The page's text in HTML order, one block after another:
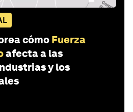
cómo Fuerza
afecta a las
y los